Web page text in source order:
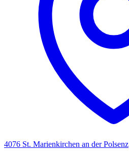
4076 St. Marienkirchen an der Polsenz